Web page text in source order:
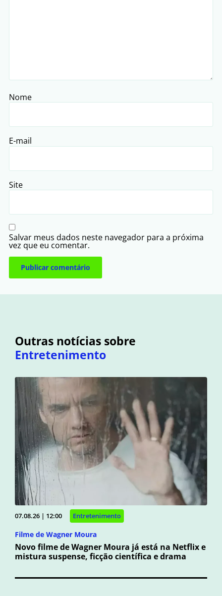
Nome
E-mail
Site
Salvar meus dados neste navegador para a próxima
vez que eu comentar.
Outras notícias sobre
Entretenimento
07.08.26 | 12:00 Entretenimento
Filme de Wagner Moura
Novo filme de Wagner Moura já está na Netflix e
mistura suspense, ficção científica e drama